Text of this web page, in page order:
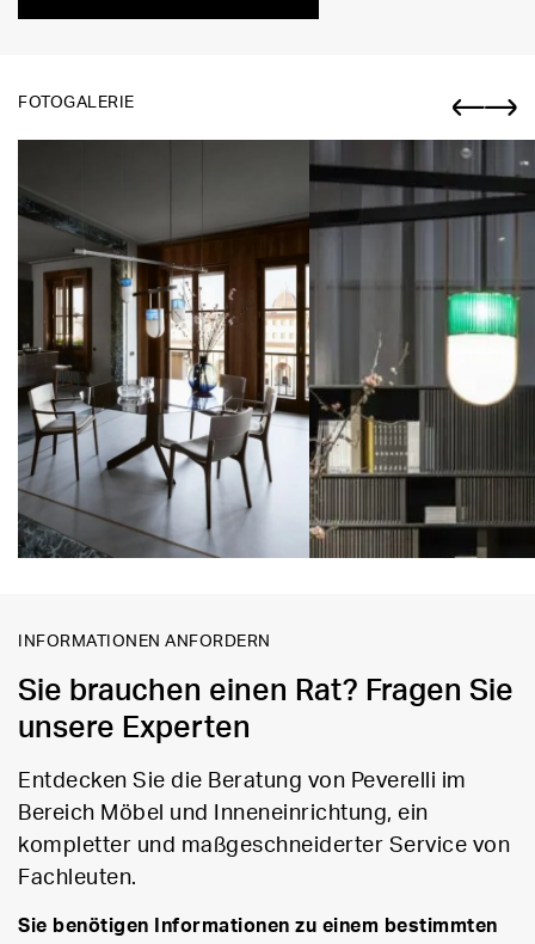
FOTOGALERIE
INFORMATIONEN ANFORDERN
Sie brauchen einen Rat? Fragen Sie
unsere Experten
Entdecken Sie die Beratung von Peverelli im
Bereich Möbel und Inneneinrichtung, ein
kompletter und maßgeschneiderter Service von
Fachleuten.
Sie benötigen Informationen zu einem bestimmten